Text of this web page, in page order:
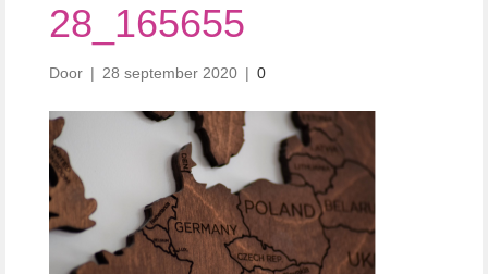
28_165655
Door | 28 september 2020 | 0